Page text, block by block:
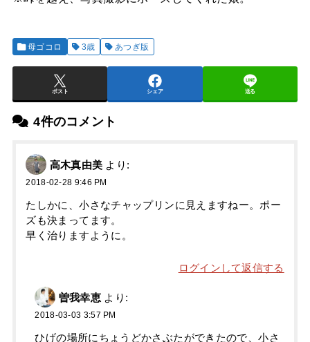
母ゴコロ 3歳 あつぎ版
ポスト シェア 送る
4件のコメント
高木真由美 より:
2018-02-28 9:46 PM
たしかに、小さなチャップリンに見えますねー。ポー
ズも決まってます。
早く治りますように。
ログインして返信する
曽我幸恵 より:
2018-03-03 3:57 PM
ひげの場所にちょうどかさぶたができたので、小さ